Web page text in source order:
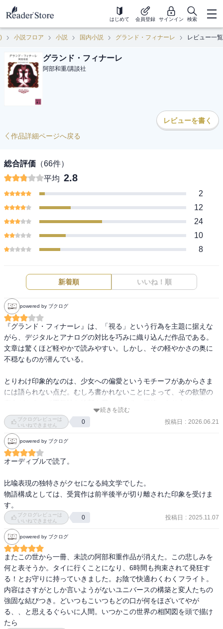
はじめて 会員登録 サインイン 検索
小説フロア 小説 国内小説 グランド・フィナーレ レビュー一覧
グランド・フィナーレ
阿部和重/講談社
レビューを書く
作品詳細ページへ戻る
総合評価 （66件）
平均 2.8
2
12
24
10
8
新着順 いいね！順
powered by ブクログ
『グランド・フィナーレ』は、「視る」という行為を主題に据えな
がら、デジタルとアナログの対比を巧みに織り込んだ作品である。
文章は驚くほど軽やかで読みやすい。しかし、その軽やかさの奥に
不穏なものが潜んでいる。
とりわけ印象的なのは、少女への偏愛というモチーフがあからさま
には語られない点だ。むしろ書かれないことによって、その欲望の
が問われる作品だからこそ、この抑制された描写は効果的に機能し
ている。
一方で、第二部は最後まで可視化を拒むような構成を取る。読み終
えてみると、最後まで視ることを欲した主人公は，本質的には何も
は、この物語を贖罪の物語として読むことはできなかった。
曖昧さが作品の魅力でもあるがゆえに、周囲の登場人物たちが説明
的で、あまりにも「まとも」に配置されていることが気になった。
主人公の不透明さを際立たせるための装置として機能しているとも
言えるが、その分だけ人物造形のバランスを欠いているようにも見
える。
総じて、優れた作家による意欲作であることは疑いない。だからこ
そ、その卓越した筆力に比して目につく疵が、かえって強く印象に
残る作品だった。
続きを読む
ブクログレビューは
いいねできません
0 投稿日 : 2026.06.21
powered by ブクログ
オーディブルで読了。
比喩表現の独特さがクセになる純文学でした。
物語構成としては、受賞作は前半後半が切り離された印象を受けま
す。
ブクログレビューは
いいねできません
0 投稿日 : 2025.11.07
powered by ブクログ
またこの世から一冊、未読の阿部和重作品が消えた。この悲しみを
何と表そうか。タイに行くことになり、6時間も拘束されて発狂す
る！とお守りに持っていきました。お陰で快適わくわくフライト。
内容はさすがとしか言いようがないユニバースの構築と変人たちの
強固な結びつき。どいつもこいつもどの口が何をほざいてやが
る、、と思えるぐらいに人間。いつかこの世界の相関図を頭で描け
たら